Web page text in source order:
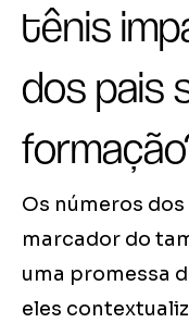
tênis
dos pais
Os números
marcador do
uma promessa
eles